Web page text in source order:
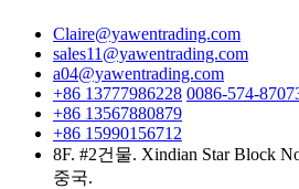
Claire@yawentrading.com
sales11@yawentrading.com
a04@yawentrading.com
+86 13777986228 0086-574-
+86 13567880879
+86 15990156712
8F. #2건물. Xindian Star Block
중국.